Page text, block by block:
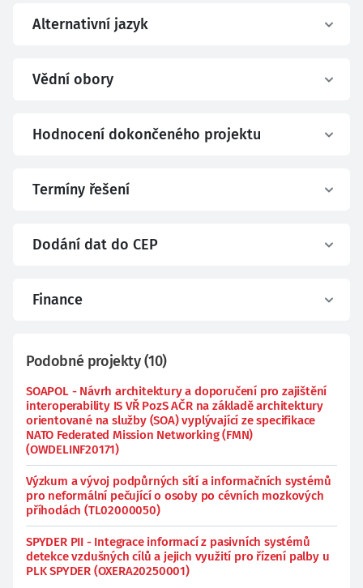
Alternativní jazyk
Vědní obory
Hodnocení dokončeného projektu
Termíny řešení
Dodání dat do CEP
Finance
Podobné projekty(10)
SOAPOL - Návrh architektury a doporučení pro zajištění
interoperability IS VŘ PozS AČR na základě architektury
orientované na služby (SOA) vyplývající ze specifikace
NATO Federated Mission Networking (FMN)
(OWDELINF20171)
Výzkum a vývoj podpůrných sítí a informačních systémů
pro neformální pečující o osoby po cévních mozkových
příhodách (TL02000050)
SPYDER PII - Integrace informací z pasivních systémů
detekce vzdušných cílů a jejich využití pro řízení palby u
PLK SPYDER (OXERA20250001)